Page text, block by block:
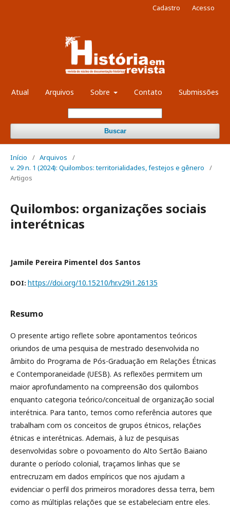
Atual Arquivos Sobre Contato Submissões
Buscar
Cadastro Acesso
Início / Arquivos
/
v. 29 n. 1 (2024): Quilombos: territorialidades, festejos e gênero
/
Artigos
Quilombos: organizações sociais
interétnicas
Jamile Pereira Pimentel dos Santos
DOI: https://doi.org/10.15210/hr.v29i1.26135
Resumo
O presente artigo reflete sobre apontamentos teóricos
oriundos de uma pesquisa de mestrado desenvolvida no
âmbito do Programa de Pós-Graduação em Relações Étnicas
e Contemporaneidade (UESB). As reflexões permitem um
maior aprofundamento na compreensão dos quilombos
enquanto categoria teórico/conceitual de organização social
interétnica. Para tanto, temos como referência autores que
trabalham com os conceitos de grupos étnicos, relações
étnicas e interétnicas. Ademais, à luz de pesquisas
desenvolvidas sobre o povoamento do Alto Sertão Baiano
durante o período colonial, traçamos linhas que se
entrecruzam em dados empíricos que nos ajudam a
evidenciar o perfil dos primeiros moradores dessa terra, bem
como as múltiplas relações que se estabeleciam entre eles.